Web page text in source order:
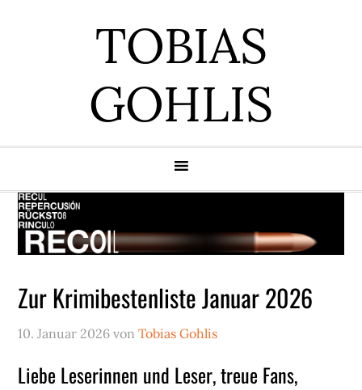
TOBIAS
GOHLIS
Zur Krimibestenliste Januar 2026
10. Januar 2026 vonTobias Gohlis
Liebe Leserinnen und Leser, treue Fans,